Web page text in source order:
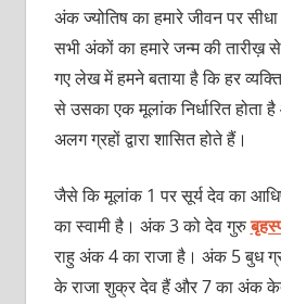
अंक ज्योतिष का हमारे जीवन पर
सभी अंकों का हमारे जन्म की तारीख़
गए लेख में हमने बताया है कि हर
से उसका एक मूलांक निर्धारित
अलग ग्रहों द्वारा शासित होते हैं।
जैसे कि मूलांक 1 पर सूर्य देव का
का स्वामी है। अंक 3 को देव गुरु
राहु अंक 4 का राजा है। अंक 5 बुध
के राजा शुक्र देव हैं और 7 का अंक